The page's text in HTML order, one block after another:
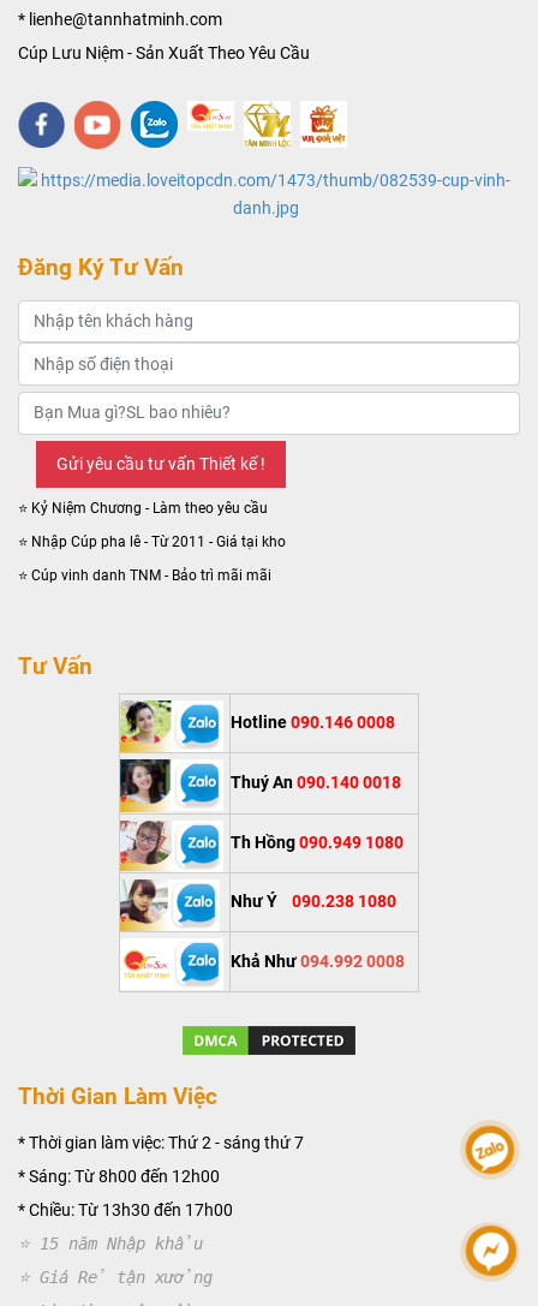
* lienhe@tannhatminh.com
Cúp Lưu Niệm - Sản Xuất Theo Yêu Cầu
Đăng Ký Tư Vấn
⭐ Kỷ Niệm Chương - Làm theo yêu cầu
⭐ Nhập Cúp pha lê - Từ 2011 - Giá tại kho
⭐ Cúp vinh danh TNM - Bảo trì mãi mãi
Tư Vấn
Hotline090.146 0008
Thuý An090.140 0018
Th Hồng090.949 1080
Như Ý 090.238 1080
Khả Như094.992 0008
Thời Gian Làm Việc
* Thời gian làm việc: Thứ 2 - sáng thứ 7
* Sáng: Từ 8h00 đến 12h00
* Chiều: Từ 13h30 đến 17h00
⭐ 15 năm Nhập khẩu
⭐ Giá Rẻ tận xưởng